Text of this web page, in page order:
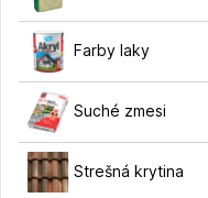
Farby laky
Suché zmesi
Strešná krytina